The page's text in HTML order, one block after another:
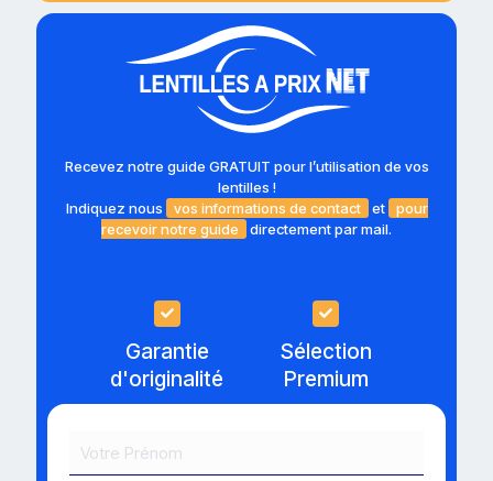
Recevez notre guide GRATUIT pour l’utilisation de vos
lentilles !
Indiquez nous
vos informations de contact et
pour
recevoir notre guide
directement par mail.
Garantie
d'originalité
Sélection
Premium